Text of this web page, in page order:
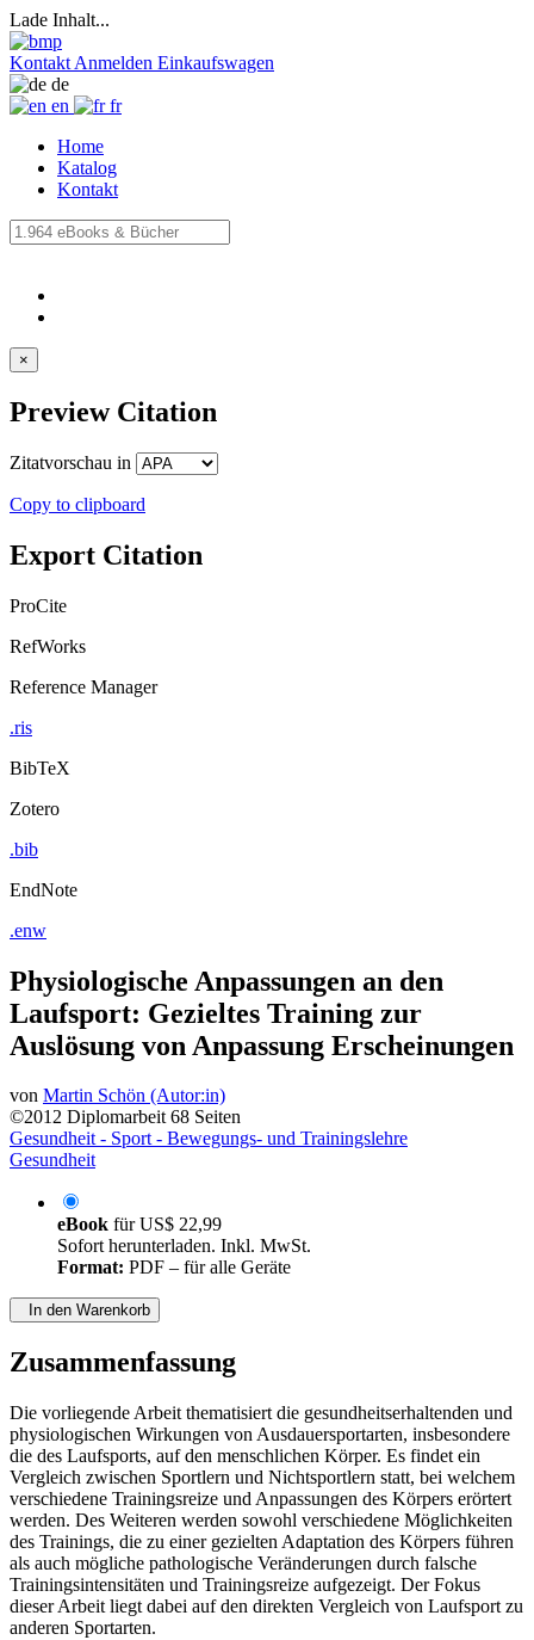
Lade Inhalt...
Kontakt Anmelden Einkaufswagen
de
en
fr
Home
Katalog
Kontakt
×
Preview Citation
Zitatvorschau in
Copy to clipboard
Export Citation
ProCite
RefWorks
Reference Manager
.ris
BibTeX
Zotero
.bib
EndNote
.enw
Physiologische Anpassungen an den
Laufsport: Gezieltes Training zur
Auslösung von Anpassung Erscheinungen
von Martin Schön (Autor:in)
©2012 Diplomarbeit 68 Seiten
Gesundheit - Sport - Bewegungs- und Trainingslehre
Gesundheit
eBook fürUS$ 22,99
Sofort herunterladen. Inkl. MwSt.
Format: PDF – für alle Geräte
In den Warenkorb
Zusammenfassung
Die vorliegende Arbeit thematisiert die gesundheitserhaltenden und
physiologischen Wirkungen von Ausdauersportarten, insbesondere
die des Laufsports, auf den menschlichen Körper. Es findet ein
Vergleich zwischen Sportlern und Nichtsportlern statt, bei welchem
verschiedene Trainingsreize und Anpassungen des Körpers erörtert
werden. Des Weiteren werden sowohl verschiedene Möglichkeiten
des Trainings, die zu einer gezielten Adaptation des Körpers führen
als auch mögliche pathologische Veränderungen durch falsche
Trainingsintensitäten und Trainingsreize aufgezeigt. Der Fokus
dieser Arbeit liegt dabei auf den direkten Vergleich von Laufsport zu
anderen Sportarten.